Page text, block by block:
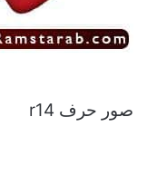
صور حرف r14